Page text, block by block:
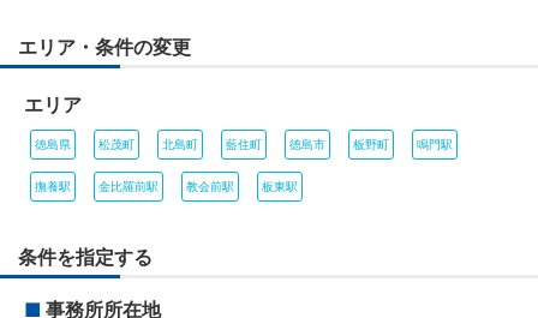
エリア・条件の変更
エリア
徳島県 松茂町 北島町 藍住町 徳島市 板野町 鳴門駅
撫養駅 金比羅前駅 教会前駅 板東駅
条件を指定する
■ 事務所所在地